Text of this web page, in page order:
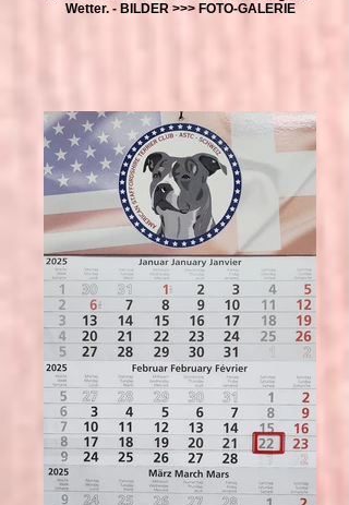
Wetter. - BILDER >>> FOTO-GALERIE